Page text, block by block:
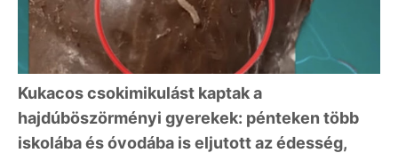
Kukacos csokimikulást kaptak a
hajdúböszörményi gyerekek: pénteken több
iskolába és óvodába is eljutott az édesség,